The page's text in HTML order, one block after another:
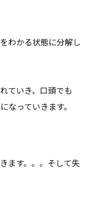
わかる状態に分解し
ていき、口頭でも
なっていきます。
ます。。。そして失